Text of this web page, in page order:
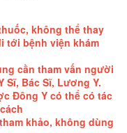
không thể thay
tới bệnh viện khám
cần tham vấn người
Sĩ, Bác Sĩ, Lương Y.
Đông Y có thể có tác
khảo, không dùng